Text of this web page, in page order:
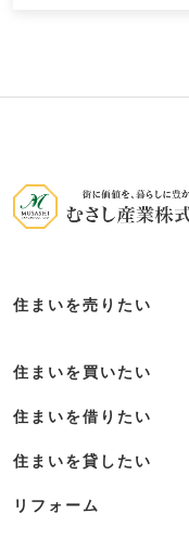
住まいを売りたい
住まいを買いたい
住まいを借りたい
住まいを貸したい
リフォーム